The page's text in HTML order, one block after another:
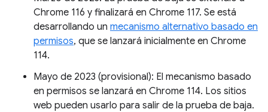
Chrome 116 y finalizará en Chrome 117. Se está
desarrollando un mecanismo alternativo basado en
permisos, que se lanzará inicialmente en Chrome
114.
Mayo de 2023 (provisional): El mecanismo basado
en permisos se lanzará en Chrome 114. Los sitios
web pueden usarlo para salir de la prueba de baja.